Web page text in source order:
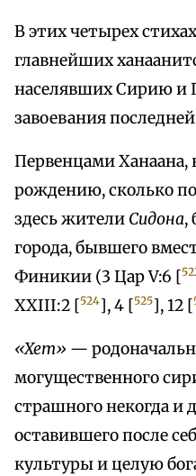
В этих четырех
главнейших
населявших Сирию и
завоевания
Первенцами Ханаана,
рождению, сколько
здесь жители Сидона,
города, бывшего
Финикии (3 Цар V:6 [
XXIII:2 [524], 4 [525], 12 [
«Xeт» —
могущественного
страшного некогда и
оставившего после
культуры и целую